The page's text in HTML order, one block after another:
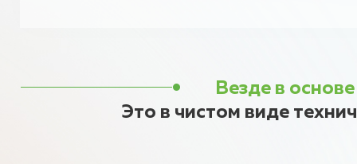
Везде в
Это в чистом виде